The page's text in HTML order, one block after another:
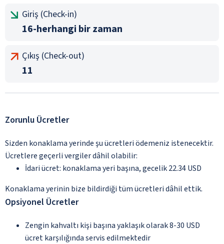
Giriş (Check-in)
16-herhangi bir zaman
Çıkış (Check-out)
11
Zorunlu Ücretler
Sizden konaklama yerinde şu ücretleri ödemeniz istenecektir.
Ücretlere geçerli vergiler dâhil olabilir:
İdari ücret: konaklama yeri başına, gecelik 22.34 USD
Konaklama yerinin bize bildirdiği tüm ücretleri dâhil ettik.
Opsiyonel Ücretler
Zengin kahvaltı kişi başına yaklaşık olarak 8-30 USD
ücret karşılığında servis edilmektedir